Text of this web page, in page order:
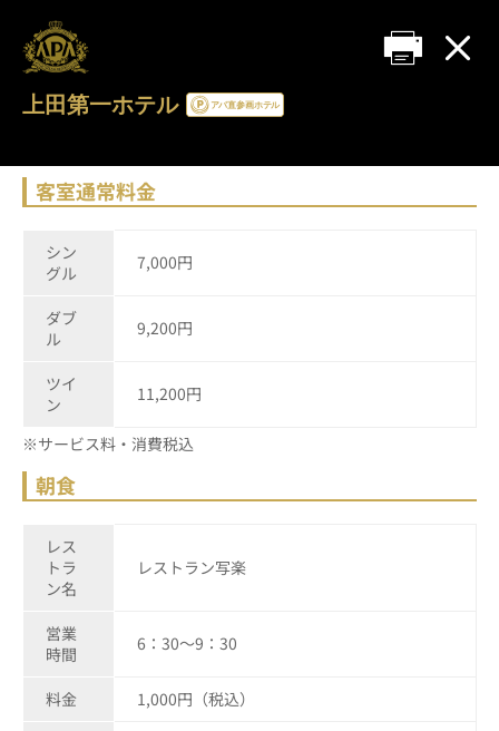
上田第一ホテル
客室通常料金
シン
グル
7,000円
ダブ
ル
9,200円
ツイ
ン
11,200円
※サービス料・消費税込
朝食
レス
トラ
ン名
レストラン写楽
営業
時間
6：30～9：30
料金
1,000円（税込）